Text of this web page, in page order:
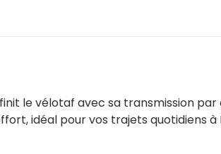
le vélotaf avec sa transmission
idéal pour vos trajets quotidiens à